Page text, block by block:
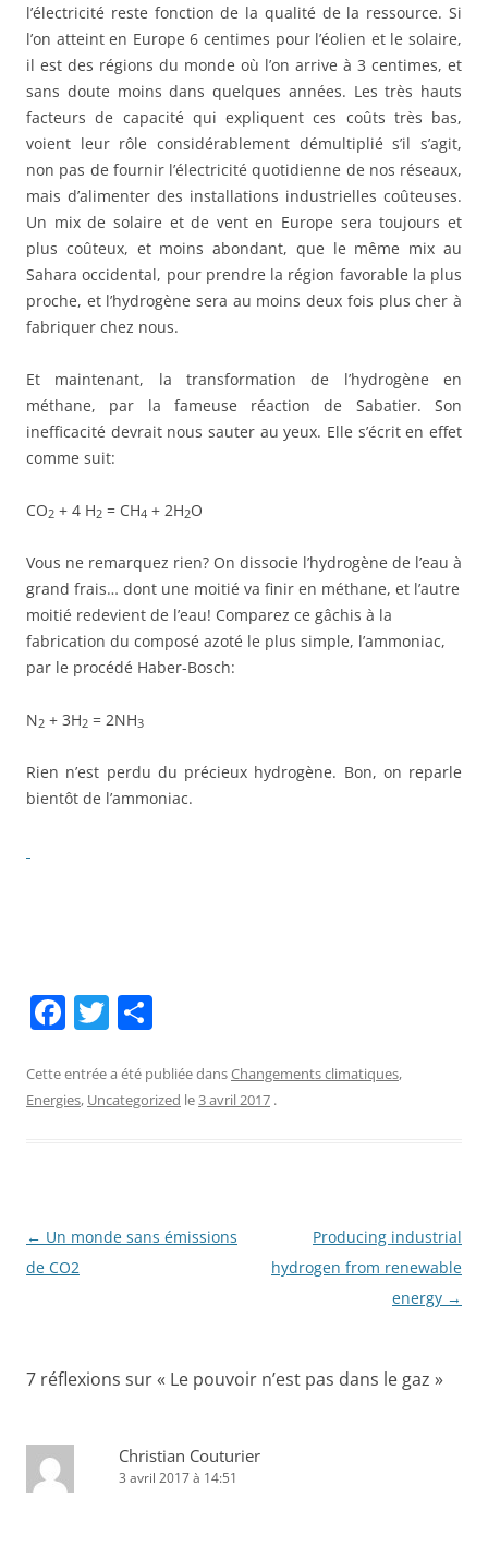
l’électricité reste fonction de la qualité de la ressource. Si
l’on atteint en Europe 6 centimes pour l’éolien et le solaire,
il est des régions du monde où l’on arrive à 3 centimes, et
sans doute moins dans quelques années. Les très hauts
facteurs de capacité qui expliquent ces coûts très bas,
voient leur rôle considérablement démultiplié s’il s’agit,
non pas de fournir l’électricité quotidienne de nos réseaux,
mais d’alimenter des installations industrielles coûteuses.
Un mix de solaire et de vent en Europe sera toujours et
plus coûteux, et moins abondant, que le même mix au
Sahara occidental, pour prendre la région favorable la plus
proche, et l’hydrogène sera au moins deux fois plus cher à
fabriquer chez nous.
Et maintenant, la transformation de l’hydrogène en
méthane, par la fameuse réaction de Sabatier. Son
inefficacité devrait nous sauter au yeux. Elle s’écrit en effet
comme suit:
CO2 + 4 H2 = CH4 + 2H2O
Vous ne remarquez rien? On dissocie l’hydrogène de l’eau à
grand frais… dont une moitié va finir en méthane, et l’autre
moitié redevient de l’eau! Comparez ce gâchis à la
fabrication du composé azoté le plus simple, l’ammoniac,
par le procédé Haber-Bosch:
N2 + 3H2 = 2NH3
Rien n’est perdu du précieux hydrogène. Bon, on reparle
bientôt de l’ammoniac.
F
c
e
o
k
T
itt
er
ta
g
Cette entrée a été publiée dansChangements climatiques,
Energies, Uncategorized le3 avril 2017 .
Navigation
des
← Un monde sans émissions
de CO2
Producing industrial
hydrogen from renewable
energy →
7 réflexions sur « Le pouvoir n’est pas dans le gaz »
Christian Couturier
3 avril 2017 à 14:51